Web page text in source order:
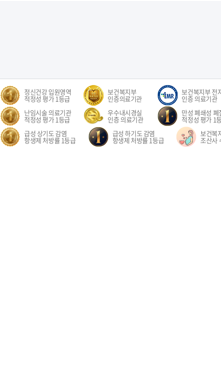
정신건강 입원영역
적정성 평가 1등급
보건복지부
인증의료기관
보건복지부 전
인증 의료기관
난임시술 의료기관
적정성 평가 1등급
우수내시경실
인증 의료기관
만성 폐쇄성
적정성 평가 1
급성 상기도 감염
항생제 처방률 1등급
급성 하기도 감염
항생제 처방률 1등급
보건복
조산사